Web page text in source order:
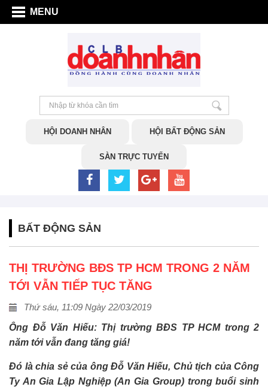
MENU
HỘI DOANH NHÂN HỘI BẤT ĐỘNG SẢN
SÀN TRỰC TUYẾN
BẤT ĐỘNG SẢN
THỊ TRƯỜNG BĐS TP HCM TRONG 2 NĂM
TỚI VẪN TIẾP TỤC TĂNG
Thứ sáu, 11:09 Ngày 22/03/2019
Ông Đỗ Văn Hiếu: Thị trường BĐS TP HCM trong 2
năm tới vẫn đang tăng giá!
Đó là chia sẻ của ông Đỗ Văn Hiếu, Chủ tịch của Công
Ty An Gia Lập Nghiệp (An Gia Group) trong buổi sinh